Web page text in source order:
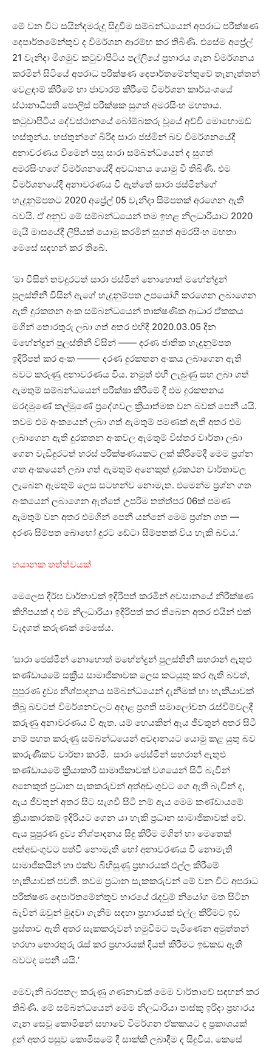
මේ වන විට සයින්දමරුදු සිදුවීම සම්බන්ධයෙන් අපරාධ පරීක්ෂණ
දෙපාර්තමේන්තුව ද විමර්ශන ආරම්භ කර තිබිණි. එසේම අප්‍රේල්
21 වැනිදා මීගමුව කටුවාපිටිය පල්ලියේ ප්‍රහාරය ගැන විමර්ශනය
කරමින් සිටියේ අපරාධ පරීක්ෂණ දෙපාර්තමේන්තුවේ තැනැත්තන්
වෙළඳාම් කිරීමේ හා ජාවාරම් කිරීමේ විමර්ශන කාර්යංශයේ
ස්ථානාධිපති පොලිස් පරීක්ෂක සුගත් අමරසිංහ මහතාය.
කටුවාපිටිය දේවස්ථානයේ බෝම්බකරු වූයේ අච්චි මොහොමඩ්
හස්තුන්ය. හස්තුන්ගේ බිරිඳ සාරා ජස්මින් බව විමර්ශනයේදී
අනාවරණය වීමෙන් පසු සාරා සම්බන්ධයෙන් ද සුගත්
අමරසිංහගේ විමර්ශනයේදී අවධානය යොමු වී තිබිණි. එම
විමර්ශනයේදී අනාවරණය වී ඇත්තේ සාරා ජස්මින්ගේ
හැදුනුම්පතට 2020 අප්‍රේල් 05 වැනිදා සිම්පතක් අරගෙන ඇති
බවයි. ඒ අනුව මේ සම්බන්ධයෙන් තම ඉහළ නිලධාරියාට 2020
මැයි මාසයේදී ලිපියක් යොමු කරමින් සුගත් අමරසිංහ මහතා
මෙසේ සඳහන් කර තිබේ.
‘මා විසින් තවදුරටත් සාරා ජස්මින් නොහොත් මහේන්ද්‍රන්
පුලස්තිනී විසින් ඇගේ හැදුනුම්පත උපයෝගී කරගෙන ලබාගෙන
ඇති දුරකතන අංක සම්බන්ධයෙන් තාක්ෂණික ආධාර ඒකකය
මගින් තොරතුරු ලබා ගත් අතර එහිදී 2020.03.05 දින
මහේන්ද්‍රන් පුලස්තිනී විසින් —— දරණ ජාතික හැදුනුම්පත
ඉදිරිපත් කර අංක ——– දරණ දුරකතන අංකය ලබාගෙන ඇති
බවට කරුණු අනාවරණය විය. නමුත් එහි ලැබුණු සහ ලබා ගත්
ඇමතුම් සම්බන්ධයෙන් පරීක්ෂා කිරීමේ දී එම දුරකතනය
මරදමුණේ කල්මුණේ ප්‍රදේශවල ක්‍රියාත්මක වන බවක් පෙනී යයි.
තවම එම අංකයෙන් ලබා ගත් ඇමතුම් පමණක් ඇති අතර එම
ලබාගෙන ඇති දුරකතන අංකවල ඇමතුම් විස්තර වාර්තා ලබා
ගෙන වැඩිදුරටත් හරස් පරීක්ෂණයකට ලක් කිරීමේදී මෙම ප්‍රශ්න
ගත අංකයෙන් ලබා ගත් ඇමතුම් අනෙකුත් දුරකථන වාර්තාවල
ලැබෙන ඇමතුම් ලෙස සටහන්ව නොමැත. එමෙන්ම ප්‍රශ්න ගත
අංකයෙන් ලබාගෙන ඇත්තේ උපරිම තත්ත්පර 06ක් පමණ
ඇමතුම් වන අතර එමගින් පෙනී යන්නේ මෙම ප්‍රශ්න ගත —
දරණ සිම්පත බොහෝ දුරට ඩේටා සිම්පතක් විය හැකි බවය.‘
භයානක තත්ත්වයක්
මෙලෙස දීර්ඝ වාර්තාවක් ඉදිරිපත් කරමින් අවසානයේ නිරීක්ෂණ
කිහිපයක් ද එම නිලධාරියා ඉදිරිපත් කර තිබෙන අතර එයින් එක්
වැදගත් කරුණක් මෙසේය.
‘සාරා ජෙස්මින් නොහොත් මහේන්ද්‍රන් පුලස්තිනී සහරාන් ඇතුළු
කණ්ඩායමේ සක්‍රීය සාමාජිකාවක ලෙස කටයුතු කර ඇති බවත්,
පුපුරණ ද්‍රව්‍ය නිශ්පාදනය සම්බන්ධයෙන් දැනීමක් හා හැකියාවක්
තිබූ බවටත් විමර්ශනවලට අදාළ ප්‍රගති සමාලෝචන රැස්වීම්වලදී
කරුණු අනාවරණය වී ඇත. යම් හෙයකින් ඇය ජීවතුන් අතර සිටී
නම් පහත කරුණු සම්බන්ධයෙන් අවදානයට යොමු කළ යුතු බව
කාරුණිකව වාර්තා කරමි. සාරා ජෙස්මින් සහරාන් ඇතුළු
කණ්ඩායමේ ක්‍රියාකාරී සාමාජිකාවක් වශයෙන් සිටි බැවින්
අනෙකුත් ප්‍රධාන සැකකරුවන් අත්අඩංගුවට ගෙ ඇති බැවින් ද,
ඇය ජීවතුන් අතර සිට සැගවී සිටී නම් ඇය මෙම කණ්ඩායමේ
ක්‍රියාකාරකම් ඉදිරියට ගෙන යා හැකි ප්‍රධාන සාමාජිකාවක් වේ.
ඇය පුපුරණ ද්‍රව්‍ය නිශ්පාදනය සිදු කිරීම මගින් හා මෙතෙක්
අත්අඩංගුවට පත්වී නොමැති හෝ අනාවරණය වී නොමැති
සාමාජිකයින් හා එක්ව බිහිසුණු ප්‍රහාරයක් එල්ල කිරීමේ
හැකියාවක් පවතී. තවම ප්‍රධාන සැකකරුවන් මේ වන විට අපරාධ
පරීක්ෂණ දෙපාර්තමේන්තුව භාරයේ රැදවුම් නියෝග මත සිටින
බැවින් ඔවුන් මුදවා ගැනීම සඳහා ප්‍රහාරයක් එල්ල කිරීමට ඉඩ
ප්‍රස්තාව ඇති අතර සැකකරුවන් හමුවීමට පැමිණෙන අමුත්තන්
හරහා තොරතුරු රැස් කර ප්‍රහාරයක් දියත් කිරීමට ඉඩකඩ ඇති
බවටද පෙනී යයි.‘
මෙවැනි බරපතල කරුණු ගණනාවක් මෙම වාර්තාවේ සඳහන් කර
තිබිණි. මේ සම්බන්ධයෙන් මෙම නිලධාරියා පාස්කු ඉරිදා ප්‍රහාරය
ගැන සෙවූ කොමිෂන් සභාවේ විමර්ශන ඒකකයට ද ප්‍රකාශයක්
දුන් අතර පසුව කොමිසමේ දී සාක්කි ලබාදීම ද සිදුවිය. කෙසේ